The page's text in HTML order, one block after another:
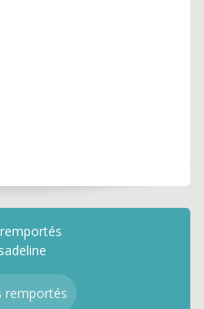
remportés